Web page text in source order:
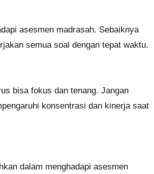
asesmen madrasah. Sebaiknya
semua soal dengan tepat waktu.
bisa fokus dan tenang. Jangan
konsentrasi dan kinerja saat
dalam menghadapi asesmen